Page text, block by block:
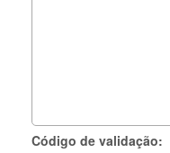
Código de validação: